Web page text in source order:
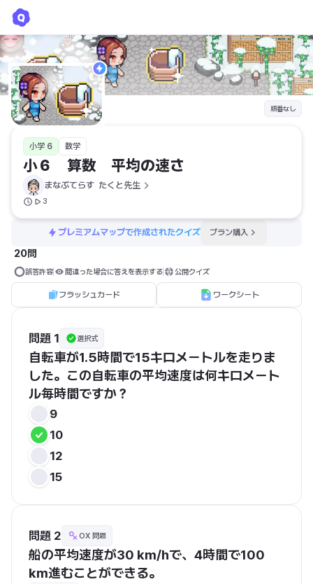
順番なし
小学 6 数学
小６　算数　平均の速さ
まなぶてらす  たくと先生
3
プレミアムマップで作成されたクイズ プラン購入
20問
誤答許容 間違った場合に答えを表示する 公開クイズ
フラッシュカード ワークシート
問題 1 選択式
自転車が1.5時間で15キロメートルを走りま
した。この自転車の平均速度は何キロメート
ル毎時間ですか？
9
10
12
15
問題 2 OX 問題
船の平均速度が30 km/hで、4時間で100
km進むことができる。